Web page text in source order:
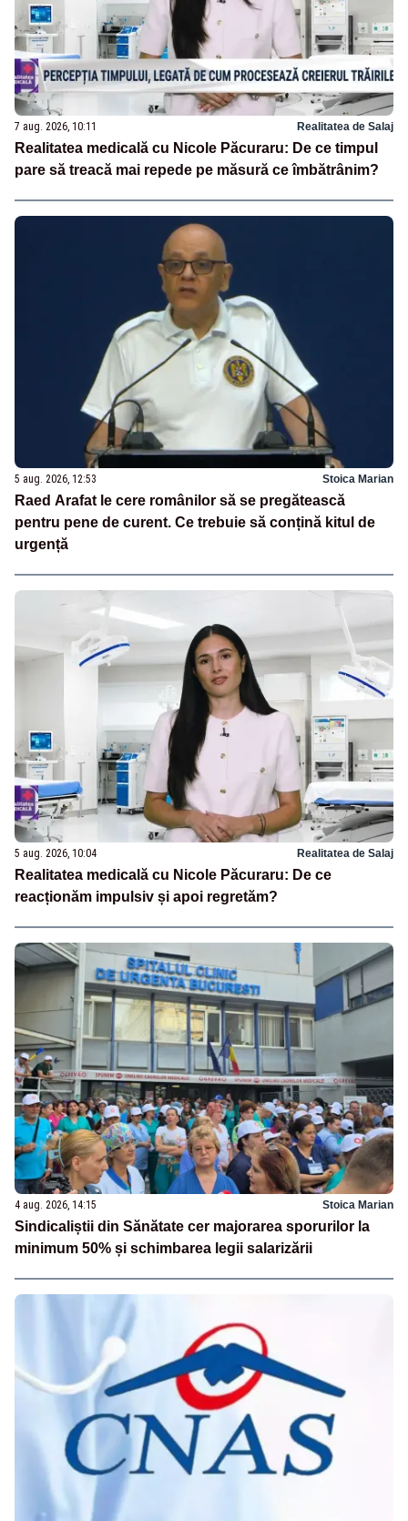
7 aug. 2026, 10:11 Realitatea de Salaj
Realitatea medicală cu Nicole Păcuraru: De ce timpul
pare să treacă mai repede pe măsură ce îmbătrânim?
5 aug. 2026, 12:53 Stoica Marian
Raed Arafat le cere românilor să se pregătească
pentru pene de curent. Ce trebuie să conțină kitul de
urgență
5 aug. 2026, 10:04 Realitatea de Salaj
Realitatea medicală cu Nicole Păcuraru: De ce
reacționăm impulsiv și apoi regretăm?
4 aug. 2026, 14:15 Stoica Marian
Sindicaliștii din Sănătate cer majorarea sporurilor la
minimum 50% și schimbarea legii salarizării